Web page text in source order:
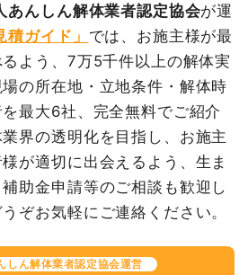
19m² 2,434円
46,250円
1台 35,000円
35,000円
3台 70,000円
210,000円
7台
140,000
円
980,000円
1式
-58,710円
40,000円
281,481円
1式
65,000円
109,380円
3,180円
1,200,000
円
120,000円
1,320,000
円
あんしん解体業者認定協会が運
積ガイド」 では、お施主様が最
よう、7万5千件以上の解体実
の所在地・立地条件・解体時
最大6社、完全無料でご紹介
界の透明化を目指し、お施主
が適切に出会えるよう、生ま
助金申請等のご相談も歓迎し
ぞお気軽にご連絡ください。
しん解体業者認定協会運営